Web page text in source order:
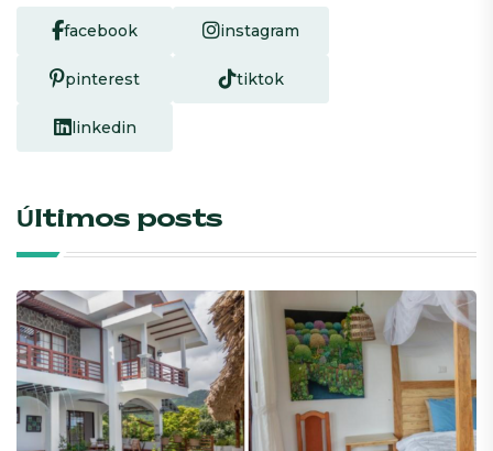
facebook instagram
pinterest tiktok
linkedin
Últimos posts